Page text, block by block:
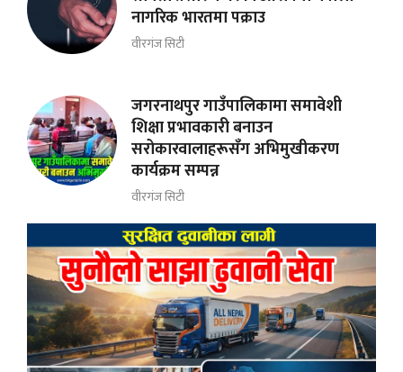
नागरिक भारतमा पक्राउ
वीरगंज सिटी
जगरनाथपुर गाउँपालिकामा समावेशी
शिक्षा प्रभावकारी बनाउन
सरोकारवालाहरूसँग अभिमुखीकरण
कार्यक्रम सम्पन्न
वीरगंज सिटी